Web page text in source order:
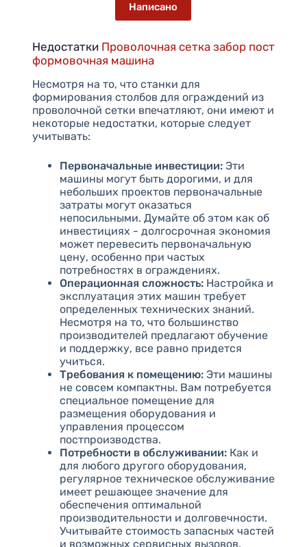
Написано
Недостатки Проволочная сетка забор пост
формовочная машина
Несмотря на то, что станки для
формирования столбов для ограждений из
проволочной сетки впечатляют, они имеют и
некоторые недостатки, которые следует
учитывать:
Первоначальные инвестиции:Эти
машины могут быть дорогими, и для
небольших проектов первоначальные
затраты могут оказаться
непосильными. Думайте об этом как об
инвестициях - долгосрочная экономия
может перевесить первоначальную
цену, особенно при частых
потребностях в ограждениях.
Операционная сложность:Настройка и
эксплуатация этих машин требует
определенных технических знаний.
Несмотря на то, что большинство
производителей предлагают обучение
и поддержку, все равно придется
учиться.
Требования к помещению:Эти машины
не совсем компактны. Вам потребуется
специальное помещение для
размещения оборудования и
управления процессом
постпроизводства.
Потребности в обслуживании:Как и
для любого другого оборудования,
регулярное техническое обслуживание
имеет решающее значение для
обеспечения оптимальной
производительности и долговечности.
Учитывайте стоимость запасных частей
и возможных сервисных вызовов.